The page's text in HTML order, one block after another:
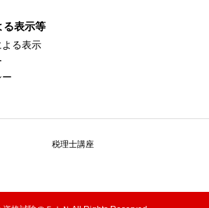
る表示等
る表示
税理士講座